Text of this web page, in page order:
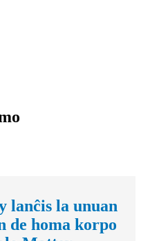
lanĉis la unuan
de homa korpo